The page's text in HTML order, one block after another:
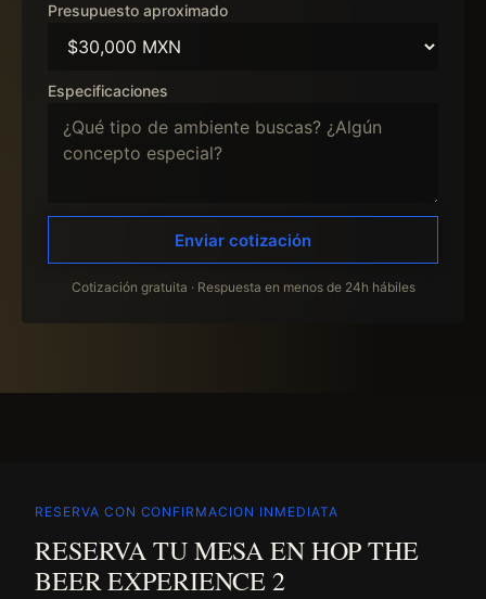
Presupuesto aproximado
Especificaciones
Enviar cotización
Cotización gratuita · Respuesta en menos de 24h hábiles
RESERVA CON CONFIRMACION INMEDIATA
RESERVA TU MESA EN HOP THE
BEER EXPERIENCE 2